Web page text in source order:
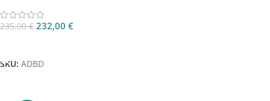
235,00€ 232,00 €
SKU: ADBD